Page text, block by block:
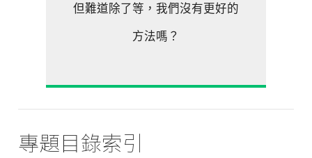
但難道除了等，我們沒有更好的
方法嗎？
專題目錄索引